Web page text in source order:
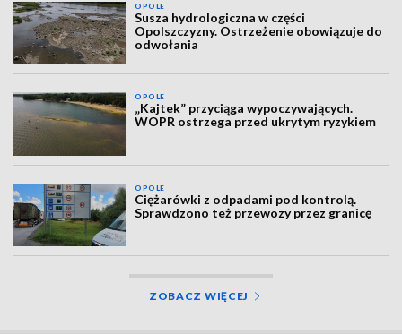
OPOLE
Susza hydrologiczna w części
Opolszczyzny. Ostrzeżenie obowiązuje do
odwołania
OPOLE
„Kajtek” przyciąga wypoczywających.
WOPR ostrzega przed ukrytym ryzykiem
OPOLE
Ciężarówki z odpadami pod kontrolą.
Sprawdzono też przewozy przez granicę
ZOBACZ WIĘCEJ